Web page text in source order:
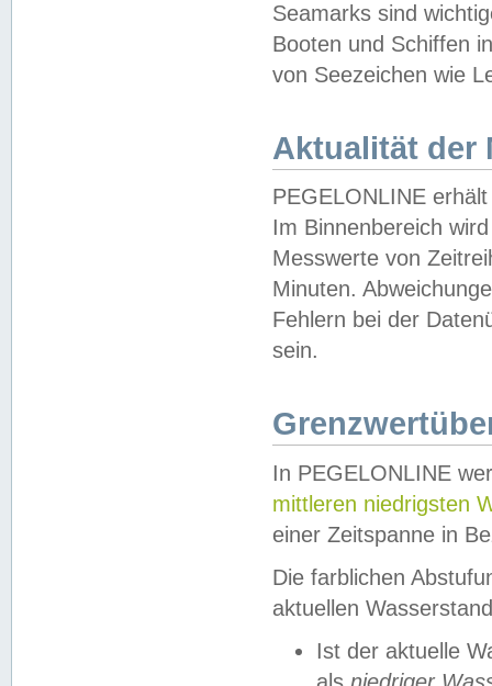
Seamarks sind
Booten und Schiffen
von Seezeichen wie
Aktualität der
PEGELONLINE
Im Binnenbereich
Messwerte von
Minuten.
Fehlern bei der
sein.
In PEGELONLINE
mittleren niedrigsten
einer Zeitspanne in
Die farblichen
aktuellen
Ist der aktuelle
als niedriger